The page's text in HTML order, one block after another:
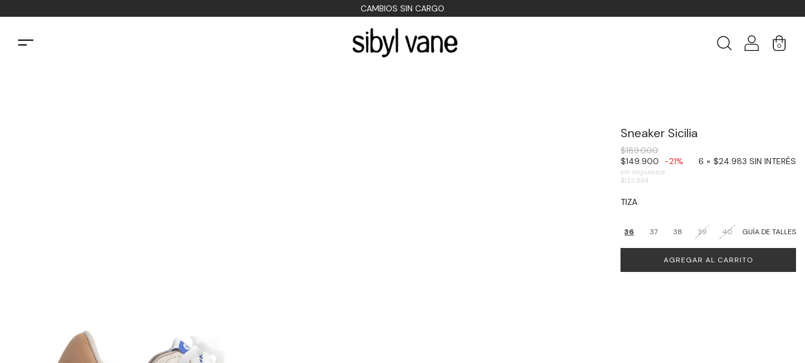
CAMBIOS SIN CARGO
0
Sneaker Sicilia
$189.000
$149.900
-21% 6 × $24.983 SIN INTERÉS
sin impuestos
$123.884
TIZA
36 37 38 39 40 GUÍA DE TALLES